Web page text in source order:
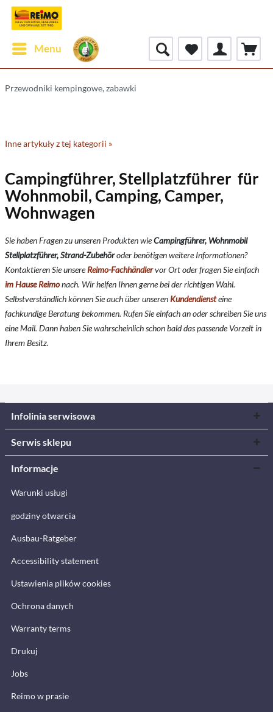
Menu
Przewodniki kempingowe, zabawki
Inne artykuły z tej kategorii »
Campingführer, Stellplatzführer für
Wohnmobil, Camping, Camper,
Wohnwagen
Sie haben Fragen zu unseren Produkten wieCampingführer, Wohnmobil
Stellplatzführer, Strand-Zubehöroder benötigen weitere Informationen?
Kontaktieren Sie unsereReimo-Fachhändlervor Ort oder fragen Sie einfach
im Hause Reimonach. Wir helfen Ihnen gerne bei der richtigen Wahl.
Selbstverständlich können Sie auch über unseren Kundendiensteine
fachkundige Beratung bekommen. Rufen Sie einfach an oder schreiben Sie uns
eine Mail. Dann haben Sie wahrscheinlich schon bald das passende Vorzelt in
Ihrem Besitz.
Infolinia serwisowa
Serwis sklepu
Informacje
Warunki usługi
godziny otwarcia
Ausbau-Ratgeber
Accessibility statement
Ustawienia plików cookies
Ochrona danych
Warranty terms
Drukuj
Jobs
Reimo w prasie